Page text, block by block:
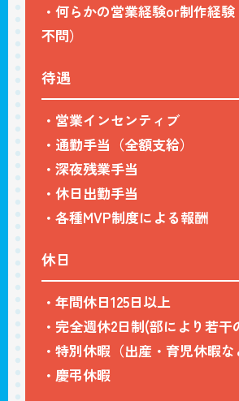
・何らかの営業経験or制作経
不問）
待遇
・営業インセンティブ
・通勤手当（全額支給）
・深夜残業手当
・休日出勤手当
・各種MVP制度による報酬
休日
・年間休日125日以上
・完全週休2日制(部により若干
・特別休暇（出産・育児休暇
・慶弔休暇